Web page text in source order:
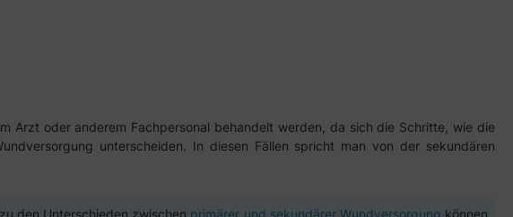
Arzt oder anderem Fachpersonal behandelt werden, da sich die Schritte, wie die
unterscheiden. In diesen Fällen spricht man von der sekundären
den Unterschieden zwischen primärer und sekundärer Wundversorgung können